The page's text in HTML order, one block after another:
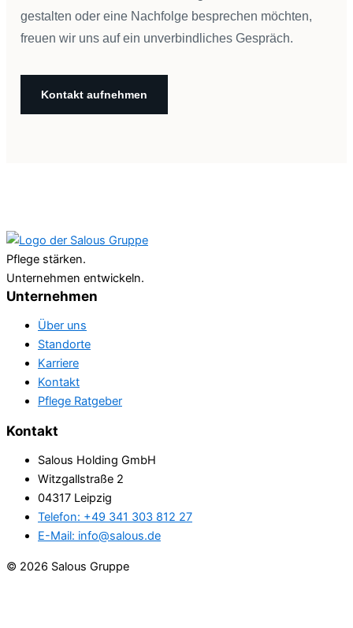
gestalten oder eine Nachfolge besprechen möchten,
freuen wir uns auf ein unverbindliches Gespräch.
Kontakt aufnehmen
Pflege stärken.
Unternehmen entwickeln.
Unternehmen
Über uns
Standorte
Karriere
Kontakt
Pflege Ratgeber
Kontakt
Salous Holding GmbH
Witzgallstraße 2
04317 Leipzig
Telefon: +49 341 303 812 27
E-Mail: info@salous.de
© 2026 Salous Gruppe